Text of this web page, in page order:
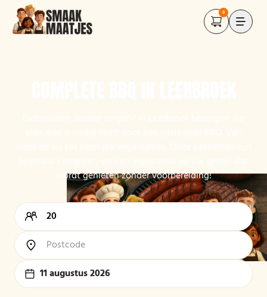
0
wordt genieten zonder voorbereiding!
11 augustus 2026